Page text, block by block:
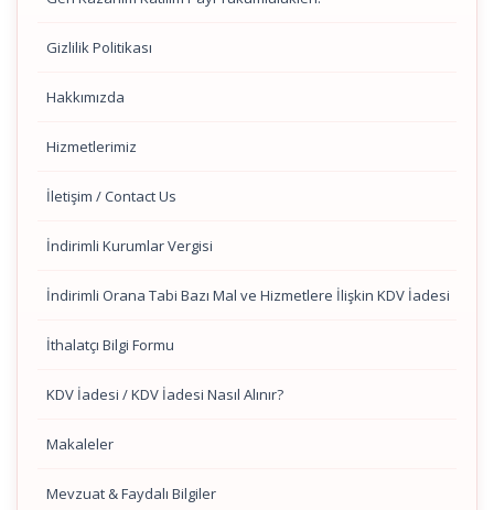
Gizlilik Politikası
Hakkımızda
Hizmetlerimiz
İletişim / Contact Us
İndirimli Kurumlar Vergisi
İndirimli Orana Tabi Bazı Mal ve Hizmetlere İlişkin KDV İadesi
İthalatçı Bilgi Formu
KDV İadesi / KDV İadesi Nasıl Alınır?
Makaleler
Mevzuat & Faydalı Bilgiler